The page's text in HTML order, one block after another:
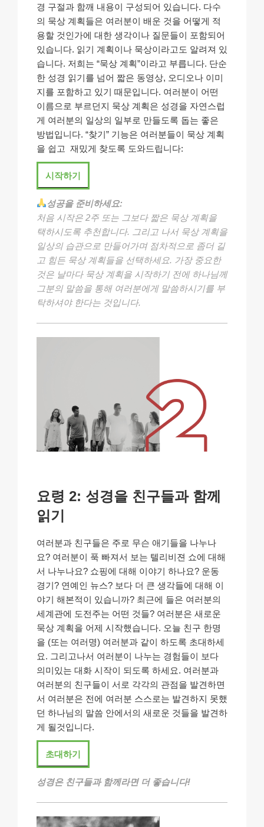
경 구절과 함깨 내용이 구성되어 있습니다. 다수
의 묵상 계획들은 여러분이 배운 것을 어떻게 적
용할 것인가에 대한 생각이나 질문들이 포함되어
있습니다. 읽기 계획이나 묵상이라고도 알려져 있
습니다. 저희는 “묵상 계획”이라고 부릅니다. 단순
한 성경 읽기를 넘어 짧은 동영상, 오디오나 이미
지를 포함하고 있기 때문입니다. 여러분이 어떤
이름으로 부르던지 묵상 계획은 성경을 자연스럽
게 여러분의 일상의 일부로 만들도록 돕는 좋은
방법입니다. “찾기” 기능은 여러분들이 묵상 계획
을 쉽고 재밌게 찾도록 도와드립니다:
시작하기
성공을 준비하세요:
처음 시작은 2주 또는 그보다 짧은 묵상 계획을
택하시도록 추천합니다. 그리고 나서 묵상 계획을
일상의 습관으로 만들어가며 점차적으로 좀더 길
고 힘든 묵상 계획들을 선택하세요. 가장 중요한
것은 날마다 묵상 계획을 시작하기 전에 하나님께
그분의 말씀을 통해 여러분에게 말씀하시기를 부
탁하셔야 한다는 것입니다.
요령 2: 성경을 친구들과 함께
읽기
여러분과 친구들은 주로 무슨 애기들을 나누나
요? 여러분이 푹 빠져서 보는 텔리비젼 쇼에 대해
서 나누나요? 쇼핑에 대해 이야기 하나요? 운동
경기? 연예인 뉴스? 보다 더 큰 생각들에 대해 이
야기 해본적이 있습니까? 최근에 들은 여러분의
세계관에 도전주는 어떤 것들? 여러분은 새로운
묵상 계획을 어제 시작했습니다. 오늘 친구 한명
을 (또는 여러명) 여러분과 같이 하도록 초대하세
요. 그리고나서 여러분이 나누는 경험들이 보다
의미있는 대화 시작이 되도록 하세요. 여러분과
여러분의 친구들이 서로 각각의 관점을 발견하면
서 여러분은 전에 여러분 스스로는 발견하지 못했
던 하나님의 말씀 안에서의 새로운 것들을 발견하
게 될것입니다.
초대하기
성경은 친구들과 함께라면 더 좋습니다!